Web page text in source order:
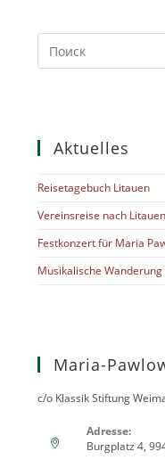
Aktuelles
Reisetagebuch Litauen
Vereinsreise nach
Festkonzert für Maria
Musikalische Wanderung
Maria-
c/o Klassik Stiftung
Adresse:
Burgplatz 4,